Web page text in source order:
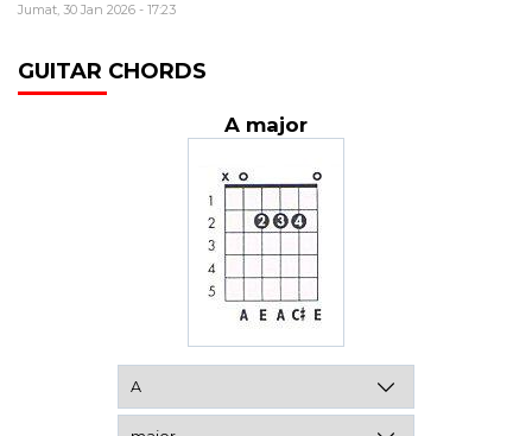
Jumat, 30 Jan 2026 - 17:23
GUITAR CHORDS
A major